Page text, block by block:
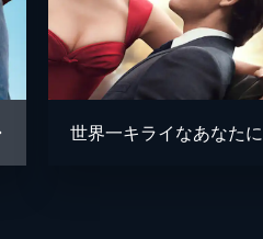
世界一キライなあなたに